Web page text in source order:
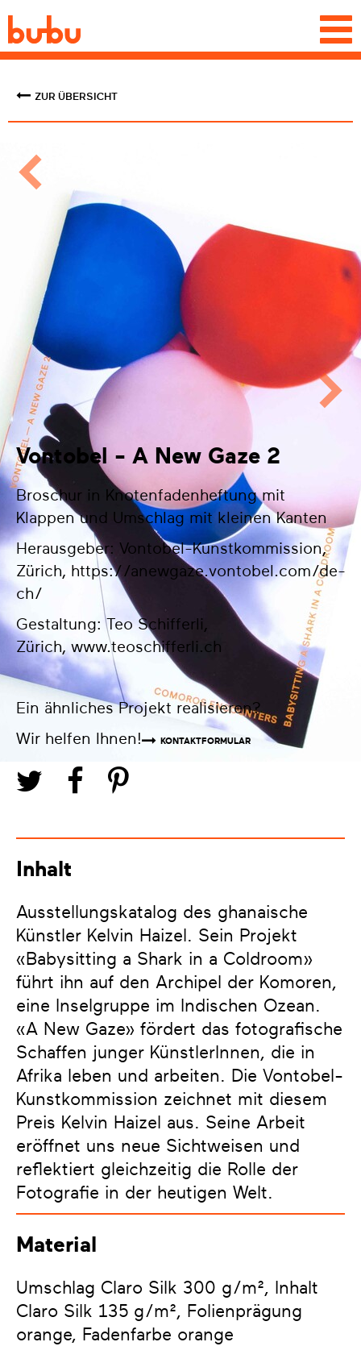
ZUR ÜBERSICHT
Vontobel - A New Gaze 2
Broschur in Knotenfadenheftung mit
Klappen und Umschlag mit kleinen Kanten
Herausgeber: Vontobel-Kunstkommission,
Zürich, https://anewgaze.vontobel.com/de-
ch/
Gestaltung: Teo Schifferli,
Zürich,www.teoschifferli.ch
Ein ähnliches Projekt realisieren?
Wir helfen Ihnen!
KONTAKTFORMULAR
Inhalt
Ausstellungskatalog des ghanaische
Künstler Kelvin Haizel. Sein Projekt
«Babysitting a Shark in a Coldroom»
führt ihn auf den Archipel der Komoren,
eine Inselgruppe im Indischen Ozean.
«A New Gaze» fördert das fotografische
Schaffen junger KünstlerInnen, die in
Afrika leben und arbeiten. Die Vontobel-
Kunstkommission zeichnet mit diesem
Preis Kelvin Haizel aus. Seine Arbeit
eröffnet uns neue Sichtweisen und
reflektiert gleichzeitig die Rolle der
Fotografie in der heutigen Welt.
Material
Umschlag Claro Silk 300 g/m², Inhalt
Claro Silk 135 g/m², Folienprägung
orange, Fadenfarbe orange